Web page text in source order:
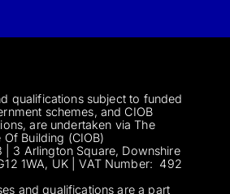
qualifications subject to funded
schemes, and CIOB
are undertaken via The
Of Building (CIOB)
| 3 Arlington Square, Downshire
1WA, UK | VAT Number: 492
and qualifications are a part